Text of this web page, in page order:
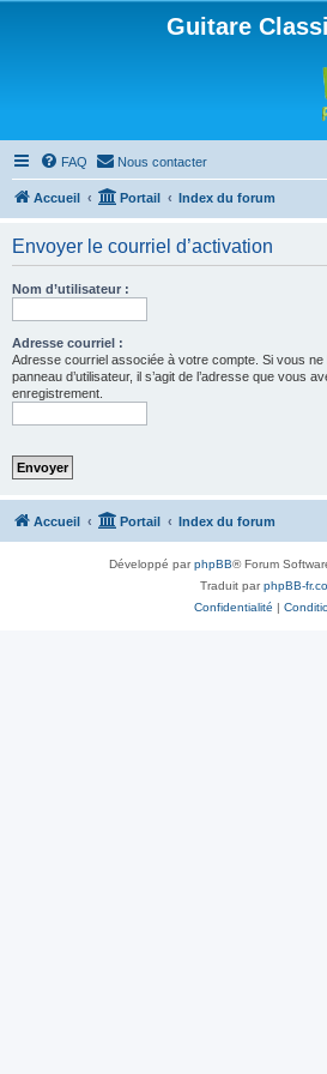
Guitare
FAQ Nous contacter
Accueil Portail Index du forum
Envoyer le courriel d’activation
Nom d’utilisateur :
Adresse courriel :
Adresse courriel associée à votre compte. Si vous ne
panneau d’utilisateur, il s’agit de l’adresse que vous
enregistrement.
Accueil Portail Index du forum
Développé parphpBB® Forum
Traduit parphpBB-
Confidentialité |